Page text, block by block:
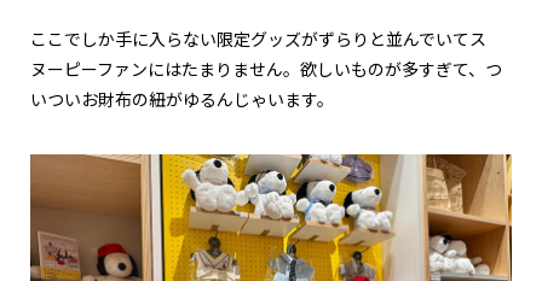
ここでしか手に入らない限定グッズがずらりと並んでいてス
ヌーピーファンにはたまりません。欲しいものが多すぎて、つ
いついお財布の紐がゆるんじゃいます。